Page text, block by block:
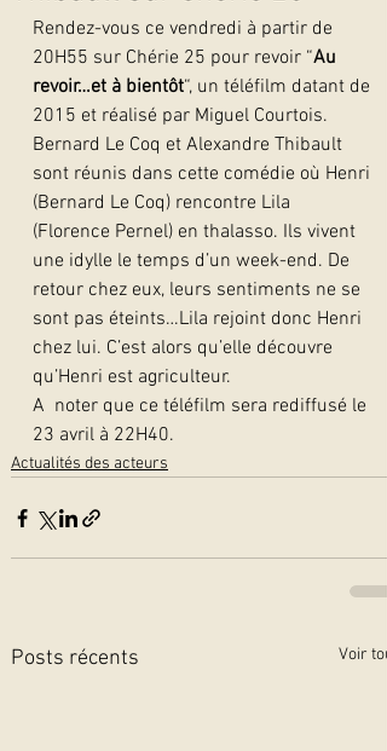
Rendez-vous ce vendredi à partir de
20H55 sur Chérie 25 pour revoir “Au
revoir…et à bientôt“, un téléfilm datant de
2015 et réalisé par Miguel Courtois.
Bernard Le Coq et Alexandre Thibault
sont réunis dans cette comédie où Henri
(Bernard Le Coq) rencontre Lila
(Florence Pernel) en thalasso. Ils vivent
une idylle le temps d’un week-end. De
retour chez eux, leurs sentiments ne se
sont pas éteints…Lila rejoint donc Henri
chez lui. C’est alors qu’elle découvre
qu’Henri est agriculteur.
A  noter que ce téléfilm sera rediffusé le
23 avril à 22H40.
Actualités des acteurs
Posts récents Voir tout